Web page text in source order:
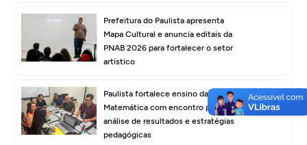
Prefeitura do Paulista apresenta
Mapa Cultural e anuncia editais da
PNAB 2026 para fortalecer o setor
artístico
Paulista fortalece ensino da
Matemática com encontro para
análise de resultados e estratégias
pedagógicas